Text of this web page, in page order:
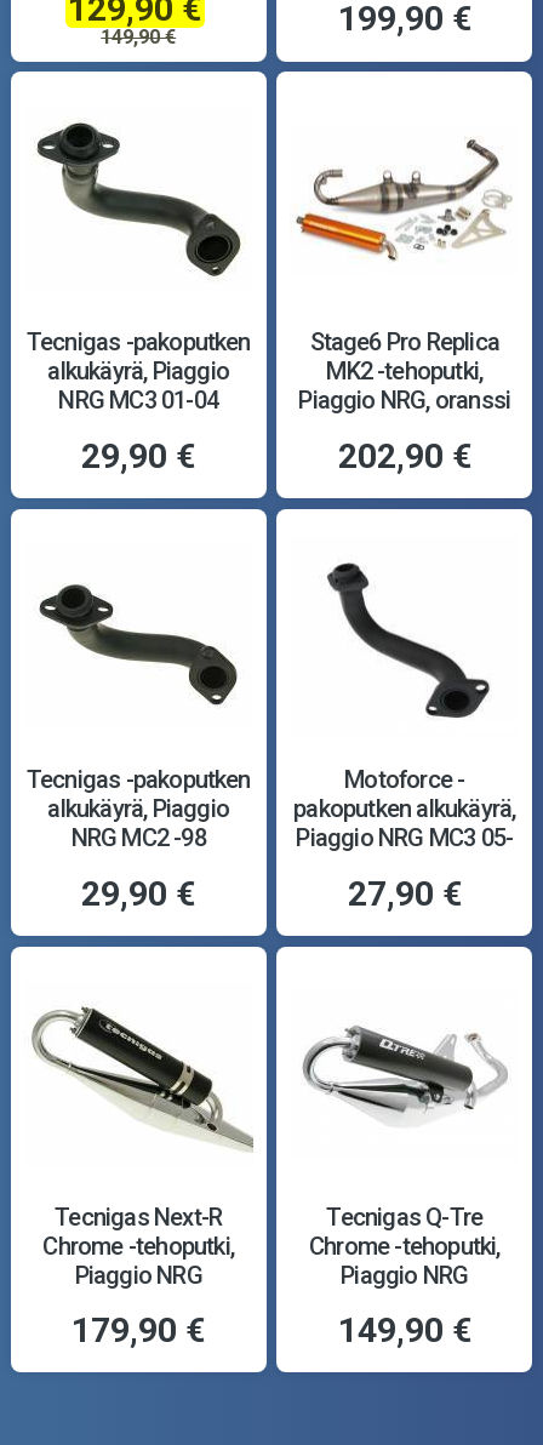
129,90 €
149,90 € 199,90 €
Tecnigas -pakoputken
alkukäyrä, Piaggio
NRG MC3 01-04
29,90 €
Stage6 Pro Replica
MK2 -tehoputki,
Piaggio NRG, oranssi
202,90 €
Tecnigas -pakoputken
alkukäyrä, Piaggio
NRG MC2 -98
29,90 €
Motoforce -
pakoputken alkukäyrä,
Piaggio NRG MC3 05-
27,90 €
Tecnigas Next-R
Chrome -tehoputki,
Piaggio NRG
179,90 €
Tecnigas Q-Tre
Chrome -tehoputki,
Piaggio NRG
149,90 €